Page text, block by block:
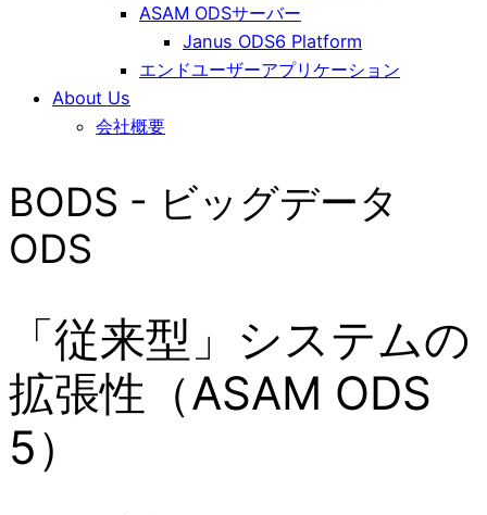
ASAM ODSサーバー
Janus ODS6 Platform
エンドユーザーアプリケーション
About Us
会社概要
BODS - ビッグデータ
ODS
「従来型」システムの
拡張性（ASAM ODS
5）